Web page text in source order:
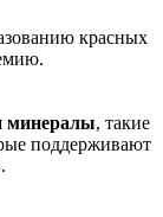
красных
минералы, такие
поддерживают